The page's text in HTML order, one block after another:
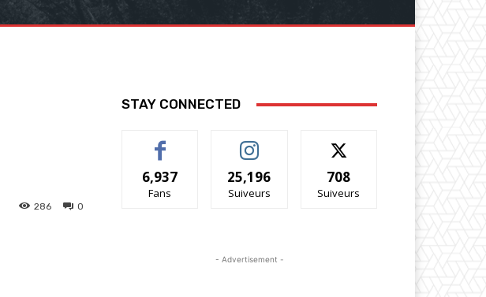
0
286
STAY CONNECTED
6,937
Fans
25,196
Suiveurs
708
Suiveurs
- Advertisement -